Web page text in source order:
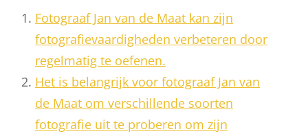
Fotograaf Jan van de Maat kan zijn
fotografievaardigheden verbeteren door
regelmatig te oefenen.
Het is belangrijk voor fotograaf Jan van
de Maat om verschillende soorten
fotografie uit te proberen om zijn